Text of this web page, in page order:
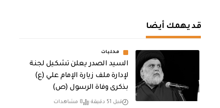
قد يهمك أيضا
محليات
السيد الصدر يعلن تشكيل لجنة
لإدارة ملف زيارة الإمام علي (ع)
بذكرى وفاة الرسول (ص)
قبل 51 دقيقة 8 مشاهدات